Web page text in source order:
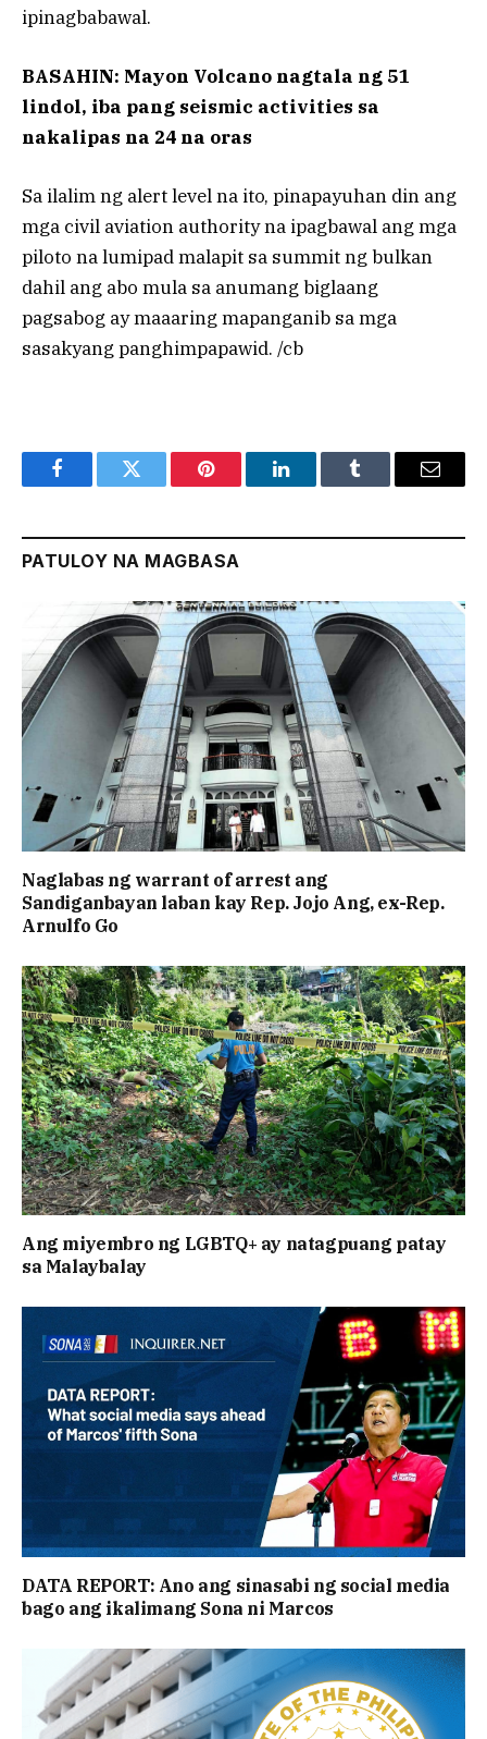
ipinagbabawal.
BASAHIN: Mayon Volcano nagtala ng 51
lindol, iba pang seismic activities sa
nakalipas na 24 na oras
Sa ilalim ng alert level na ito, pinapayuhan din ang
mga civil aviation authority na ipagbawal ang mga
piloto na lumipad malapit sa summit ng bulkan
dahil ang abo mula sa anumang biglaang
pagsabog ay maaaring mapanganib sa mga
sasakyang panghimpapawid. /cb
FacebookTwitter Pinterest LinkedInTumblr Email
PATULOY NA MAGBASA
Naglabas ng warrant of arrest ang
Sandiganbayan laban kay Rep. Jojo Ang, ex-Rep.
Arnulfo Go
Ang miyembro ng LGBTQ+ ay natagpuang patay
sa Malaybalay
DATA REPORT: Ano ang sinasabi ng social media
bago ang ikalimang Sona ni Marcos